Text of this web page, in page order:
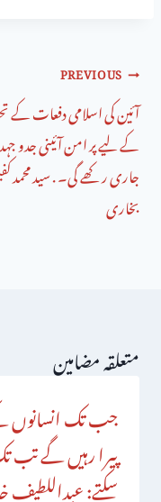
PREVIOUS
آئین کی اسلامی دفعات کے
کے لیے پر امن آئینی جدو جہد
جاری رکھے گی۔ . سید محمد
بخاری
متعلقہ مضامین
جب تک انسانوں
پیرا رہیں گے
سکتے: عبداللطیف